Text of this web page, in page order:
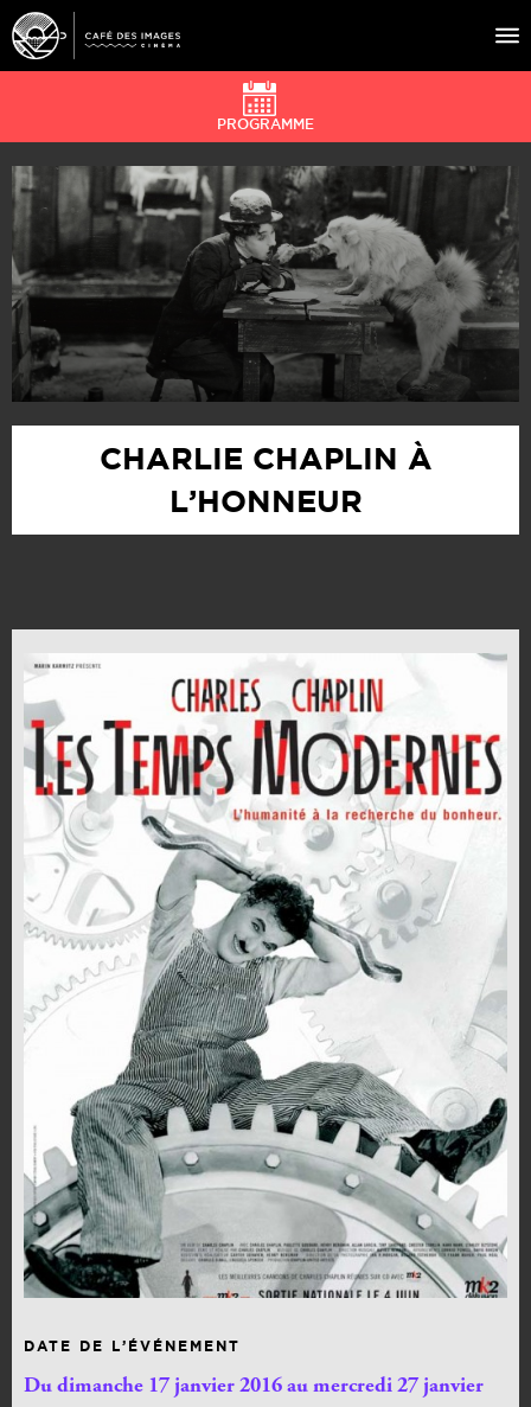
À L’AFFICHE
ÉVÉNEMENTS
CAFÉ DU CINÉ
PRATIQUE
ÉDUCATION AUX IMAGES
PROGRAMME
CHARLIE CHAPLIN À
L’HONNEUR
DATE DE L’ÉVÉNEMENT
Du dimanche 17 janvier 2016 au mercredi 27 janvier